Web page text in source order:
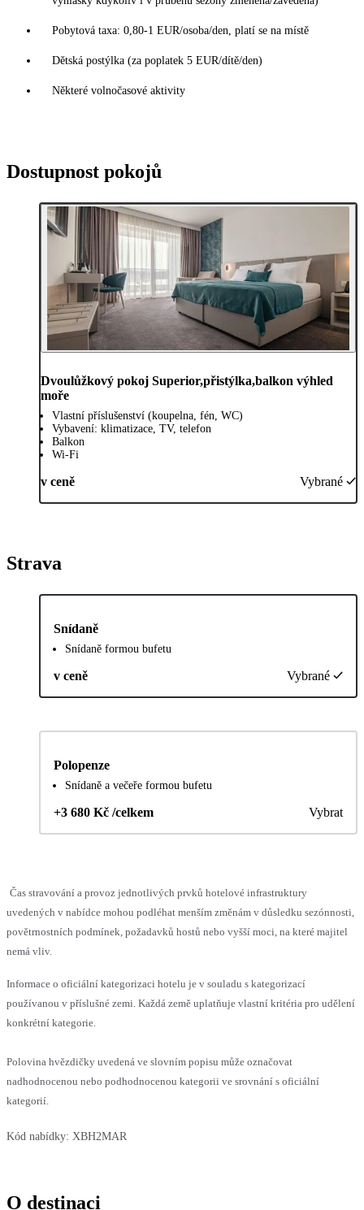
Pobytová taxa: 0,80-1 EUR/osoba/den, platí se na místě
Dětská postýlka (za poplatek 5 EUR/dítě/den)
Některé volnočasové aktivity
Dostupnost pokojů
Dvoulůžkový pokoj Superior,přistýlka,balkon výhled
moře
Vlastní příslušenství (koupelna, fén, WC)
Vybavení: klimatizace, TV, telefon
Balkon
Wi-Fi
v ceně Vybrané
Strava
Snídaně
Snídaně formou bufetu
v ceně Vybrané
Polopenze
Snídaně a večeře formou bufetu
+3 680 Kč /celkem Vybrat
Čas stravování a provoz jednotlivých prvků hotelové infrastruktury
uvedených v nabídce mohou podléhat menším změnám v důsledku sezónnosti,
povětrnostních podmínek, požadavků hostů nebo vyšší moci, na které majitel
nemá vliv.
Informace o oficiální kategorizaci hotelu je v souladu s kategorizací
používanou v příslušné zemi. Každá země uplatňuje vlastní kritéria pro udělení
konkrétní kategorie.
Polovina hvězdičky uvedená ve slovním popisu může označovat
nadhodnocenou nebo podhodnocenou kategorii ve srovnání s oficiální
kategorií.
Kód nabídky: XBH2MAR
O destinaci